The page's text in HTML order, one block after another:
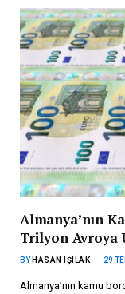
Almanya’nın
Trilyon Avroya
BY HASAN IŞILAK 29
Almanya’nın kamu